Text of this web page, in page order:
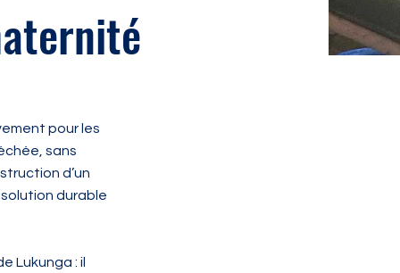
pour les
sans
d’un
durable
Lukunga : il